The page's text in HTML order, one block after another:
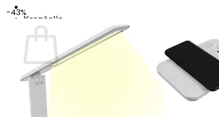
Krepšelis
Krepšelyje nėra produktų.
Grįžti į parduotuvę
-43%